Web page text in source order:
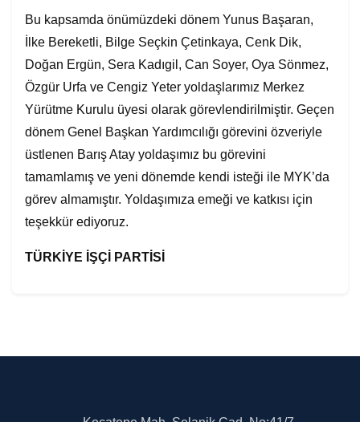
Bu kapsamda önümüzdeki dönem Yunus Başaran,
İlke Bereketli, Bilge Seçkin Çetinkaya, Cenk Dik,
Doğan Ergün, Sera Kadıgil, Can Soyer, Oya Sönmez,
Özgür Urfa ve Cengiz Yeter yoldaşlarımız Merkez
Yürütme Kurulu üyesi olarak görevlendirilmiştir. Geçen
dönem Genel Başkan Yardımcılığı görevini özveriyle
üstlenen Barış Atay yoldaşımız bu görevini
tamamlamış ve yeni dönemde kendi isteği ile MYK’da
görev almamıştır. Yoldaşımıza emeği ve katkısı için
teşekkür ediyoruz.
TÜRKİYE İŞÇİ PARTİSİ